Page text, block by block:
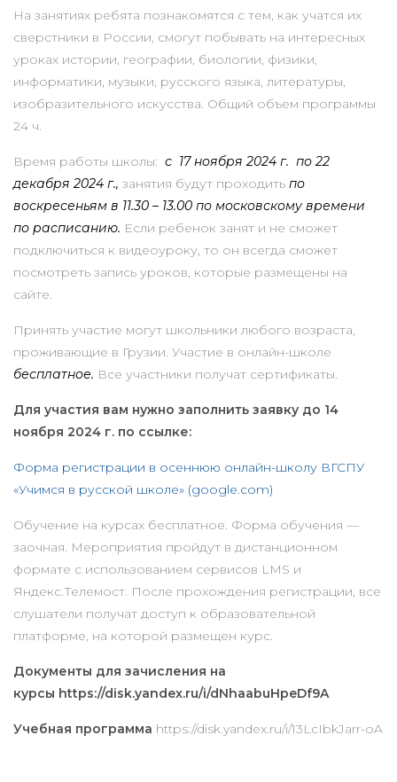
На занятиях ребята познакомятся с тем, как учатся их
сверстники в России, смогут побывать на интересных
уроках истории, географии, биологии, физики,
информатики, музыки, русского языка, литературы,
изобразительного искусства. Общий объем программы
24 ч.
Время работы школы: с 17 ноября 2024 г. по 22
декабря 2024 г., занятия будут проходить по
воскресеньям в 11.30 – 13.00 по московскому времени
по расписанию. Если ребенок занят и не сможет
подключиться к видеоуроку, то он всегда сможет
посмотреть запись уроков, которые размещены на
сайте.
Принять участие могут школьники любого возраста,
проживающие в Грузии. Участие в онлайн-школе
бесплатное. Все участники получат сертификаты.
Для участия вам нужно заполнить заявку до 14
ноября 2024 г. по ссылке:
Форма регистрации в осеннюю онлайн-школу ВГСПУ
«Учимся в русской школе» (google.com)
Обучение на курсах бесплатное. Форма обучения —
заочная. Мероприятия пройдут в дистанционном
формате с использованием сервисов LMS и
Яндекс.Телемост. После прохождения регистрации, все
слушатели получат доступ к образовательной
платформе, на которой размещен курс.
Документы для зачисления на
курсы https://disk.yandex.ru/i/dNhaabuHpeDf9A
Учебная программа https://disk.yandex.ru/i/13LcIbkJarr-oA